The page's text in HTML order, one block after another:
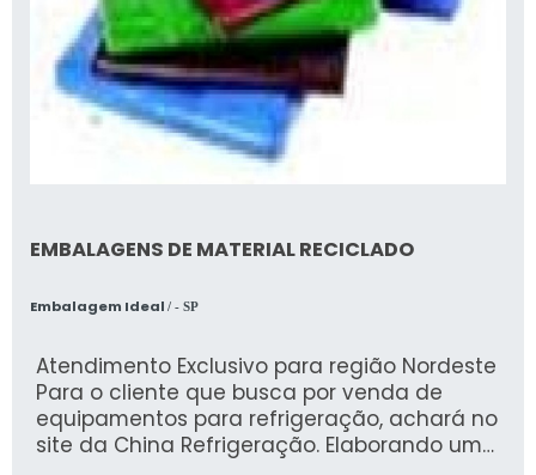
EMBALAGENS DE MATERIAL RECICLADO
Embalagem Ideal / - SP
Atendimento Exclusivo para região Nordeste
Para o cliente que busca por venda de
equipamentos para refrigeração, achará no
site da China Refrigeração. Elaborando uma